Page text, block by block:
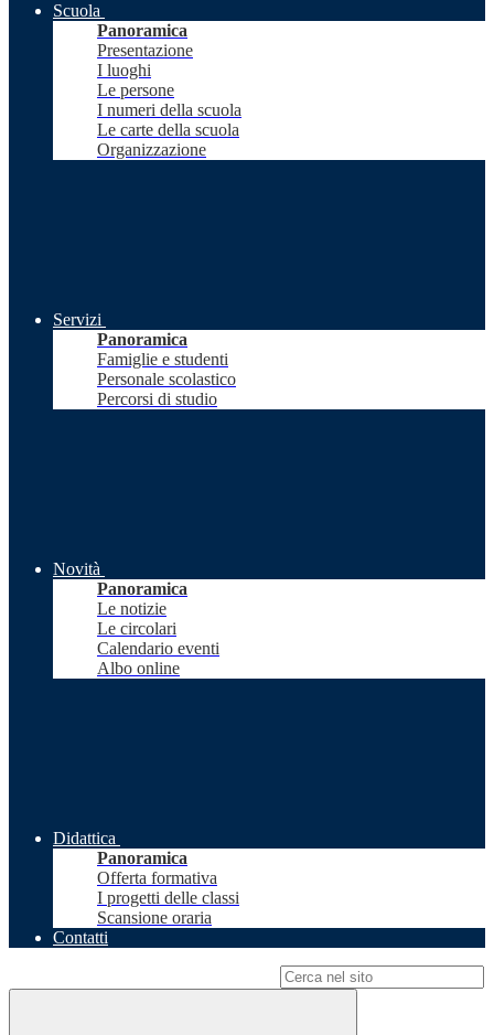
Scuola
Panoramica
Presentazione
I luoghi
Le persone
I numeri della scuola
Le carte della scuola
Organizzazione
Servizi
Panoramica
Famiglie e studenti
Personale scolastico
Percorsi di studio
Novità
Panoramica
Le notizie
Le circolari
Calendario eventi
Albo online
Didattica
Panoramica
Offerta formativa
I progetti delle classi
Scansione oraria
Contatti